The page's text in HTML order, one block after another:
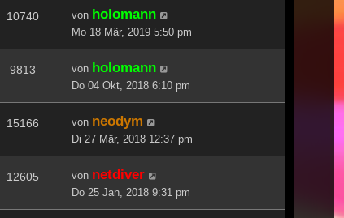
10740 von holomann
Mo 18 Mär, 2019 5:50 pm
9813 von holomann
Do 04 Okt, 2018 6:10 pm
15166 von neodym
Di 27 Mär, 2018 12:37 pm
12605 von netdiver
Do 25 Jan, 2018 9:31 pm